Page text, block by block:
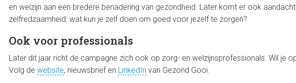
en welzijn aan een bredere benadering van gezondheid. Later komt er ook
zelfredzaamheid: wat kun je zelf doen om goed voor jezelf te zorgen?
Ook voor professionals
Later dit jaar richt de campagne zich ook op zorg- en welzijnsprofessionals. Wil je
Volg de website, nieuwsbrief en LinkedIn van Gezond Gooi.